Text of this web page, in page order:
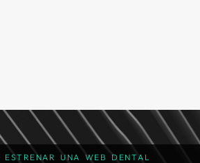
EST R E NA R U NA W E B D ENT A L